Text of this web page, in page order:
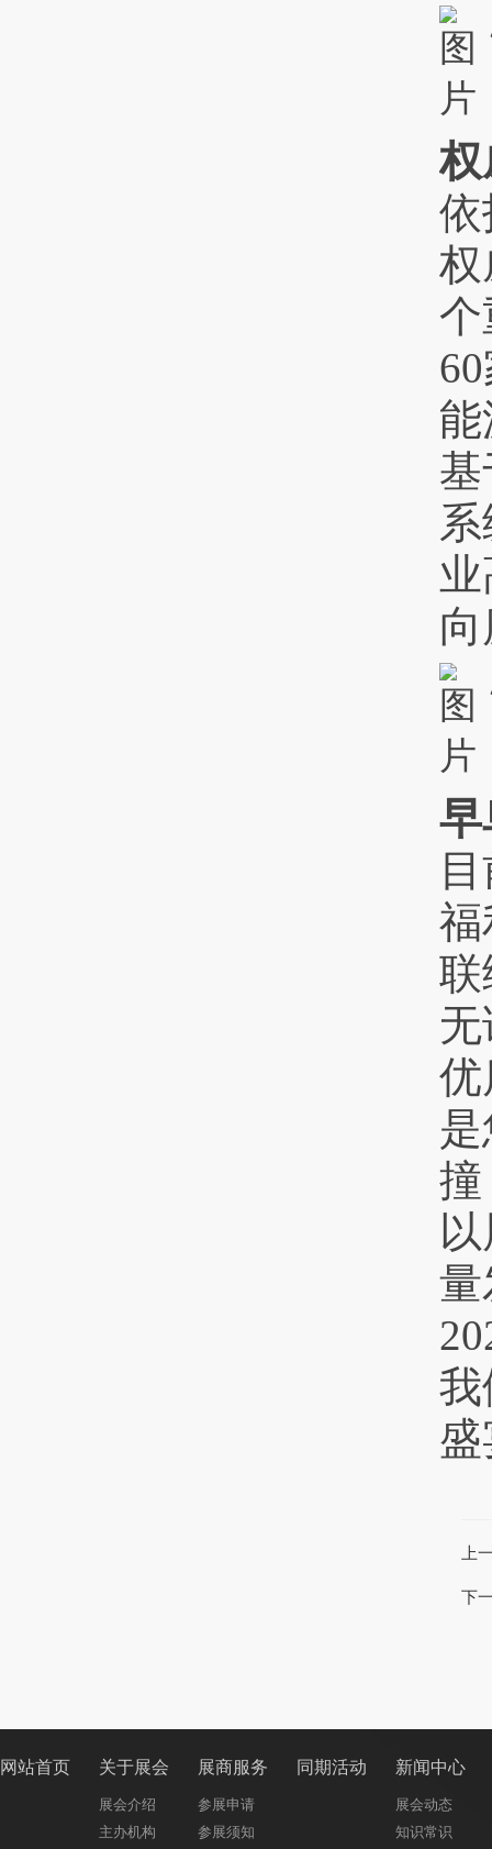
权
依
权
个
早
福
联
优
撞
量
我
上
下
网站首页 关于展会
展会介绍
主办机构
展商服务
参展申请
参展须知
同期活动 新闻中心
展会动态
知识常识